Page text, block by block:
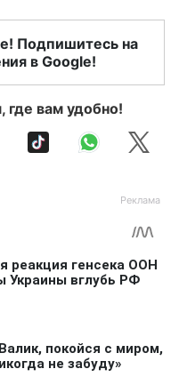
Подпишитесь на
в Google!
где вам удобно!